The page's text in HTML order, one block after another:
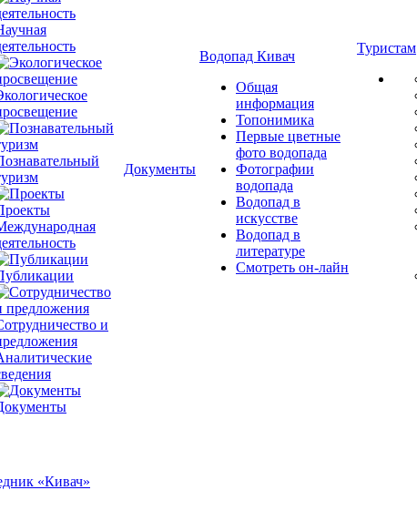
и
Документы
Водопад Кивач
Общая
информация
Топонимика
Первые цветные
фото водопада
Фотографии
водопада
Водопад в
искусстве
Водопад в
литературе
Смотреть он-лайн
Туристам